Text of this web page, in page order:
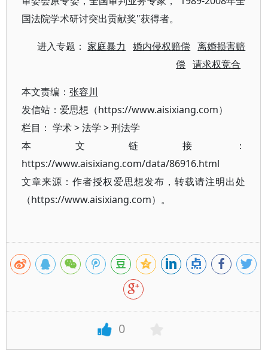
国法院学术研讨突出贡献奖"获得者。
进入专题：家庭暴力 婚内侵权赔偿 离婚损害赔
偿 请求权竞合
本文责编： 张容川
发信站：爱思想（https://www.aisixiang.com）
栏目： 学术>法学 >刑法学
本文链接：
https://www.aisixiang.com/data/86916.html
文章来源：作者授权爱思想发布，转载请注明出处
（https://www.aisixiang.com）。
0